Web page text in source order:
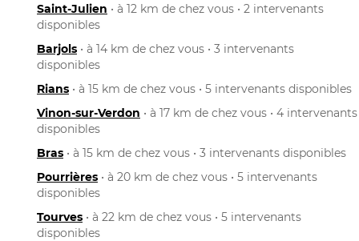
Saint-Julien • à 12 km de chez vous • 2 intervenants
disponibles
Barjols • à 14 km de chez vous • 3 intervenants
disponibles
Rians • à 15 km de chez vous • 5 intervenants disponibles
Vinon-sur-Verdon • à 17 km de chez vous • 4 intervenants
disponibles
Bras • à 15 km de chez vous • 3 intervenants disponibles
Pourrières • à 20 km de chez vous • 5 intervenants
disponibles
Tourves • à 22 km de chez vous • 5 intervenants
disponibles